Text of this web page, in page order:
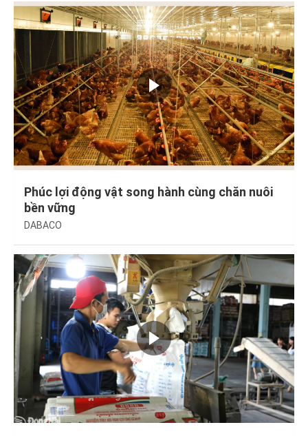
Phúc lợi động vật song hành cùng chăn nuôi
bền vững
DABACO